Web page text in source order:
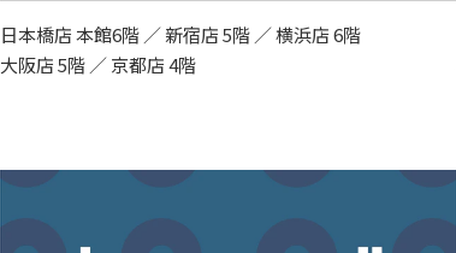
日本橋店 本館6階 ／ 新宿店 5階 ／ 横浜店 6階
大阪店 5階 ／ 京都店 4階